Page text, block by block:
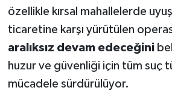
özellikle kırsal mahallelerde
ticaretine karşı yürütülen
aralıksız devam edeceğini
huzur ve güvenliği için tüm suç
mücadele sürdürülüyor.